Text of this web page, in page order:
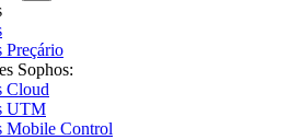
Preçário
Sophos:
Cloud
UTM
Mobile Control